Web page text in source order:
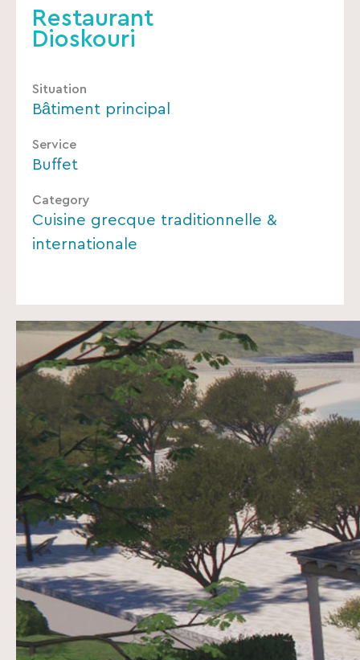
Restaurant
Dioskouri
Situation
Bâtiment principal
Service
Buffet
Category
Cuisine grecque traditionnelle &
internationale